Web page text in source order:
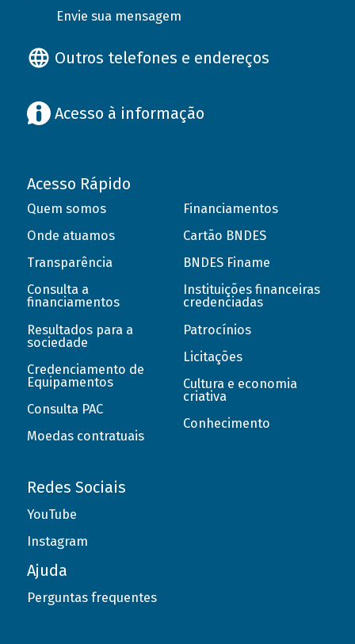
Envie sua mensagem
Outros telefones e endereços
Acesso à informação
Acesso Rápido
Quem somos
Onde atuamos
Transparência
Consulta a
financiamentos
Resultados para a
sociedade
Credenciamento de
Equipamentos
Consulta PAC
Moedas contratuais
Financiamentos
Cartão BNDES
BNDES Finame
Instituições financeiras
credenciadas
Patrocínios
Licitações
Cultura e economia
criativa
Conhecimento
Redes Sociais
YouTube
Instagram
Ajuda
Perguntas frequentes